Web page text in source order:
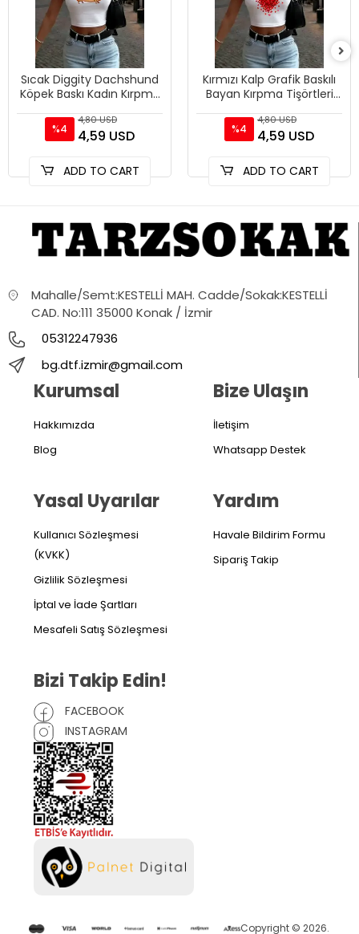
Sıcak Diggity Dachshund
Köpek Baskı Kadın Kırpma
Yüksek Elastik Üstler Se
%4
4,80 USD
4,59 USD
ADD TO CART
Kırmızı Kalp Grafik Baskılı
Bayan Kırpma Tişörtleri
Boyun Üstleri Sokak
%4
4,80 USD
4,59 USD
ADD TO CART
Mahalle/Semt:KESTELLİ MAH. Cadde/Sokak:KESTELLİ
CAD. No:111 35000 Konak / İzmir
05312247936
bg.dtf.izmir@gmail.com
Kurumsal
Hakkımızda
Blog
Yasal Uyarılar
Kullanıcı Sözleşmesi
(KVKK)
Gizlilik Sözleşmesi
İptal ve İade Şartları
Mesafeli Satış Sözleşmesi
Bize Ulaşın
İletişim
Whatsapp Destek
Yardım
Havale Bildirim Formu
Sipariş Takip
Bizi Takip Edin!
FACEBOOK
INSTAGRAM
Copyright © 2026.